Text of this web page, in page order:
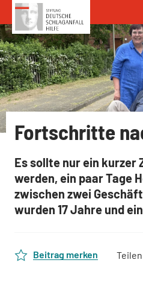
Zum Inhalt springen
Fortschritte
Es sollte nur ein kurzer
werden, ein paar Tage
zwischen zwei
wurden 17 Jahre und
Beitrag merken